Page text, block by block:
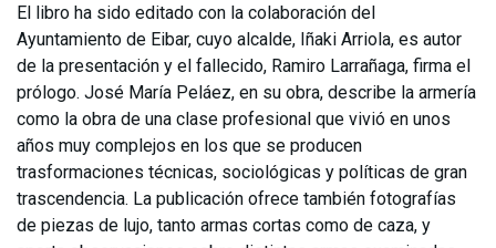
El libro ha sido editado con la colaboración del
Ayuntamiento de Eibar, cuyo alcalde, Iñaki Arriola, es autor
de la presentación y el fallecido, Ramiro Larrañaga, firma el
prólogo. José María Peláez, en su obra, describe la armería
como la obra de una clase profesional que vivió en unos
años muy complejos en los que se producen
trasformaciones técnicas, sociológicas y políticas de gran
trascendencia. La publicación ofrece también fotografías
de piezas de lujo, tanto armas cortas como de caza, y